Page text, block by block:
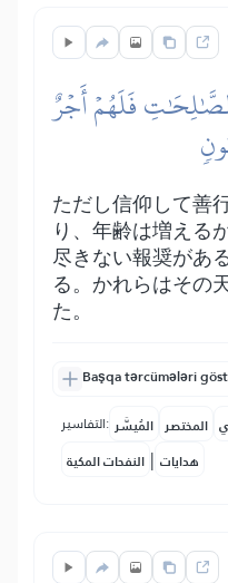
ٱلصَّٰلِحَٰتِ فَلَهُمۡ أَجۡرٌ
ただし信仰して善
り、年齢は増える
尽きない報奨があ
る。かれらはその
た。
Başqa tərcümələri
التفاسير: المُيسَّر المختصر
النفحات المكية | هدايات